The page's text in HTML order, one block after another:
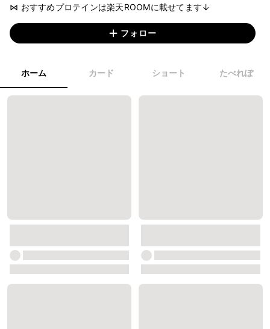
⋈ おすすめプロテインは楽天ROOMに載せてます↓
フォロー
ホーム カード ショート たべれぽ